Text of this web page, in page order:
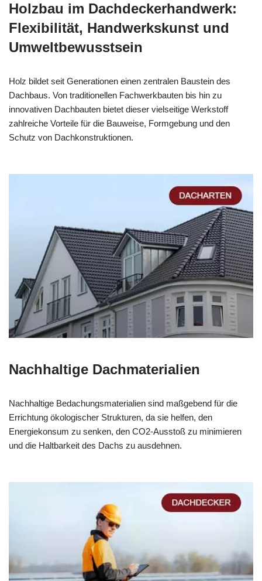
Holzbau im Dachdeckerhandwerk:
Flexibilität, Handwerkskunst und
Umweltbewusstsein
Holz bildet seit Generationen einen zentralen Baustein des
Dachbaus. Von traditionellen Fachwerkbauten bis hin zu
innovativen Dachbauten bietet dieser vielseitige Werkstoff
zahlreiche Vorteile für die Bauweise, Formgebung und den
Schutz von Dachkonstruktionen.
Nachhaltige Dachmaterialien
Nachhaltige Bedachungsmaterialien sind maßgebend für die
Errichtung ökologischer Strukturen, da sie helfen, den
Energiekonsum zu senken, den CO2-Ausstoß zu minimieren
und die Haltbarkeit des Dachs zu ausdehnen.